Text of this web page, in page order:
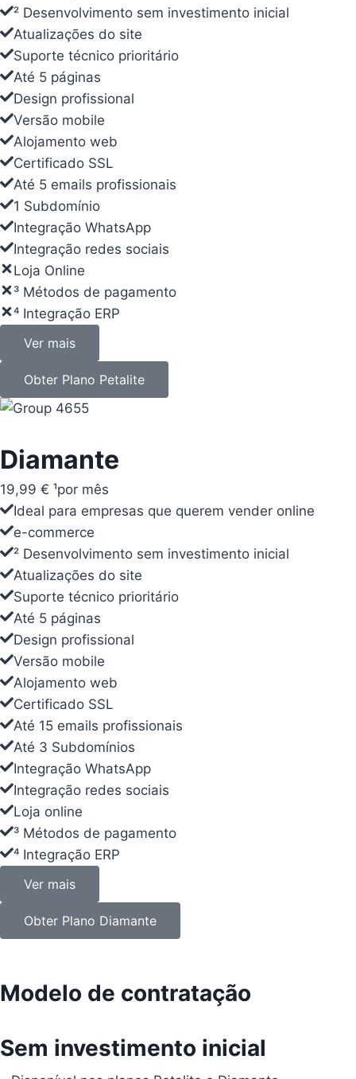
² Desenvolvimento sem investimento inicial
Atualizações do site
Suporte técnico prioritário
Até 5 páginas
Design profissional
Versão mobile
Alojamento web
Certificado SSL
Até 5 emails profissionais
1 Subdomínio
Integração WhatsApp
Integração redes sociais
Loja Online
³ Métodos de pagamento
⁴ Integração ERP
Ver mais
Obter Plano Petalite
Diamante
19,99 € ¹por mês
Ideal para empresas que querem vender online
e-commerce
² Desenvolvimento sem investimento inicial
Atualizações do site
Suporte técnico prioritário
Até 5 páginas
Design profissional
Versão mobile
Alojamento web
Certificado SSL
Até 15 emails profissionais
Até 3 Subdomínios
Integração WhatsApp
Integração redes sociais
Loja online
³ Métodos de pagamento
⁴ Integração ERP
Ver mais
Obter Plano Diamante
² Desenvolvimento sem investimento inicial
Atualizações do site
Suporte técnico prioritário
Até 5 páginas
Design profissional
Versão mobile
Alojamento web
Certificado SSL
Até 5 emails profissionais
1 Subdomínio
Integração WhatsApp
Integração redes sociais
Loja Online
³ Métodos de pagamento
⁴ Integração ERP
Ver mais
Obter Plano Petalite
Diamante
24,58 € ¹por mês
Ideal para empresas que querem vender online
e-commerce
² Desenvolvimento sem investimento inicial
Atualizações do site
Suporte técnico prioritário
Até 5 páginas
Design profissional
Versão mobile
Alojamento web
Certificado SSL
Até 15 emails profissionais
Até 3 Subdomínios
Integração WhatsApp
Integração redes sociais
Loja online
³ Métodos de pagamento
⁴ Integração ERP
Ver mais
Obter Plano Diamante
Modelo de contratação
Sem investimento inicial